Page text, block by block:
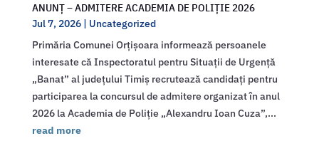
ANUNȚ – ADMITERE ACADEMIA DE POLIȚIE 2026
Jul 7, 2026| Uncategorized
Primăria Comunei Orțișoara informează persoanele
interesate că Inspectoratul pentru Situații de Urgență
„Banat” al județului Timiș recrutează candidați pentru
participarea la concursul de admitere organizat în anul
2026 la Academia de Poliție „Alexandru Ioan Cuza”,...
read more